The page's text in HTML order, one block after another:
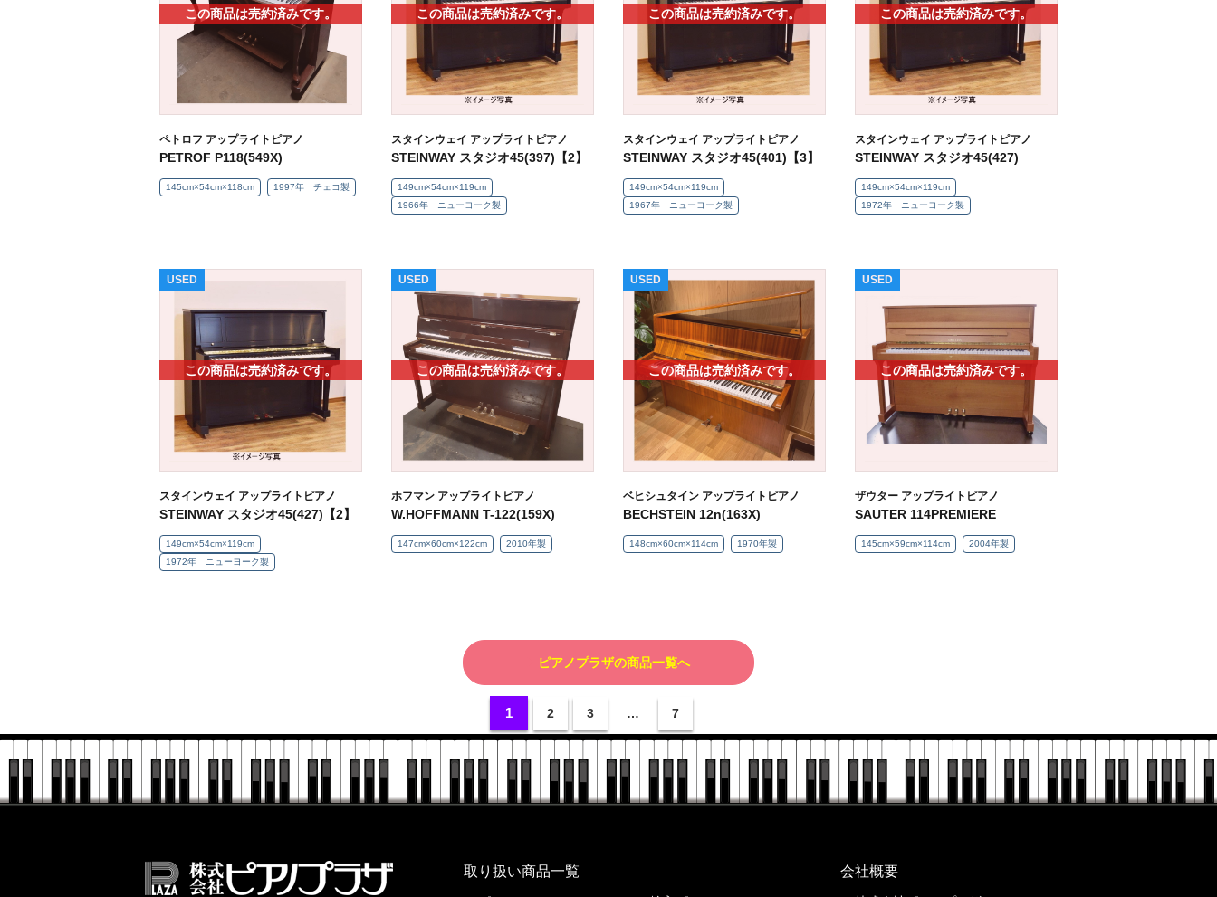
この商品は売約済みです。
ペトロフ アップライトピアノ
PETROF P118(549X)
145cm×54cm×118cm 1997年 チェコ製
この商品は売約済みです。
スタインウェイ アップライトピアノ
STEINWAY スタジオ45(397)【2】
149cm×54cm×119cm
1966年 ニューヨーク製
この商品は売約済みです。
スタインウェイ アップライトピアノ
STEINWAY スタジオ45(401)【3】
149cm×54cm×119cm
1967年 ニューヨーク製
この商品は売約済みです。
スタインウェイ アップライトピアノ
STEINWAY スタジオ45(427)
149cm×54cm×119cm
1972年 ニューヨーク製
この商品は売約済みです。
USED
スタインウェイ アップライトピアノ
STEINWAY スタジオ45(427)【2】
149cm×54cm×119cm
1972年 ニューヨーク製
この商品は売約済みです。
USED
ホフマン アップライトピアノ
W.HOFFMANN T-122(159X)
147cm×60cm×122cm 2010年製
この商品は売約済みです。
USED
ベヒシュタイン アップライトピアノ
BECHSTEIN 12n(163X)
148cm×60cm×114cm 1970年製
この商品は売約済みです。
USED
ザウター アップライトピアノ
SAUTER 114PREMIERE
145cm×59cm×114cm 2004年製
ピアノプラザの商品一覧へ
1 2 3 … 7
株式会社ピアノプラザ
取り扱い商品一覧 会社概要